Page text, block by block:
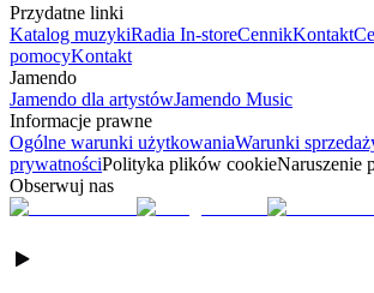
Przydatne linki
Katalog muzykiRadia In-storeCennikKontakt
pomocyKontakt
Jamendo
Jamendo dla artystówJamendo Music
Informacje prawne
Ogólne warunki użytkowaniaWarunki
prywatnościPolityka plików cookieNaruszenie
Obserwuj nas